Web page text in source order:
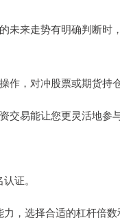
未来走势有明确判断时
，对冲股票或期货持
易能让您更灵活地参
证。
，选择合适的杠杆倍数